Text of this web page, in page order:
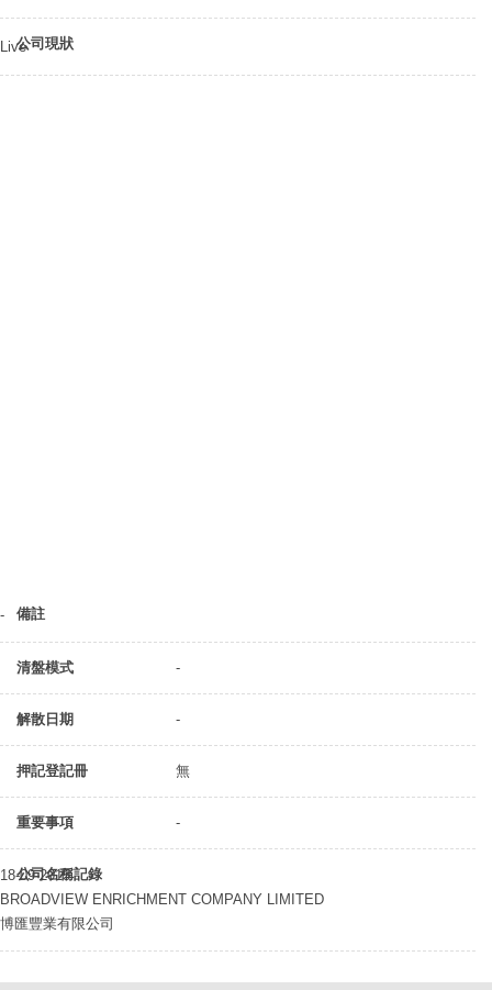
公司現狀
Live
備註
-
清盤模式 -
解散日期 -
押記登記冊 無
重要事項 -
公司名稱記錄
18-09-2015
BROADVIEW ENRICHMENT COMPANY LIMITED
博匯豐業有限公司